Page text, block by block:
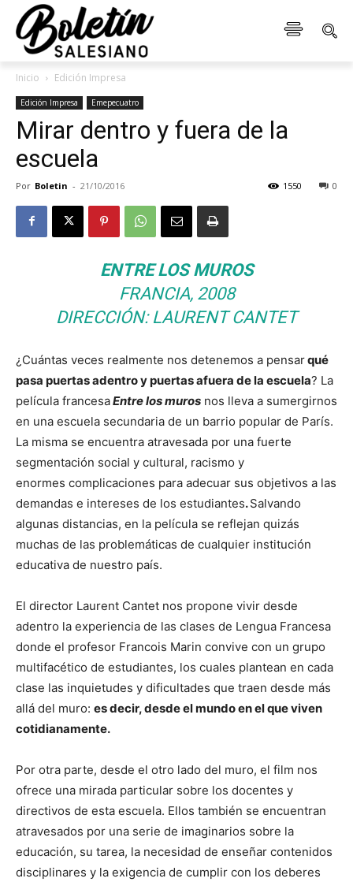
Inicio Edición Impresa
Edición Impresa Emepecuatro
Mirar dentro y fuera de la
escuela
Por Boletin - 21/10/2016 0
1550
ENTRE LOS MUROS
FRANCIA, 2008
DIRECCIÓN: LAURENT CANTET
¿Cuántas veces realmente nos detenemos a pensarqué
pasa puertas adentro y puertas afuera de la escuela? La
película francesaEntre los muros nos lleva a sumergirnos
en una escuela secundaria de un barrio popular de París.
La misma se encuentra atravesada por una fuerte
segmentación social y cultural, racismo y
enormes complicaciones para adecuar sus objetivos a las
demandas e intereses de los estudiantes.Salvando
algunas distancias, en la película se reflejan quizás
muchas de las problemáticas de cualquier institución
educativa de nuestro país.
El director Laurent Cantet nos propone vivir desde
adentro la experiencia de las clases de Lengua Francesa
donde el profesor Francois Marin convive con un grupo
multifacético de estudiantes, los cuales plantean en cada
clase las inquietudes y dificultades que traen desde más
allá del muro: es decir, desde el mundo en el que viven
cotidianamente.
Por otra parte, desde el otro lado del muro, el film nos
ofrece una mirada particular sobre los docentes y
directivos de esta escuela. Ellos también se encuentran
atravesados por una serie de imaginarios sobre la
educación, su tarea, la necesidad de enseñar contenidos
disciplinares y la exigencia de cumplir con los deberes